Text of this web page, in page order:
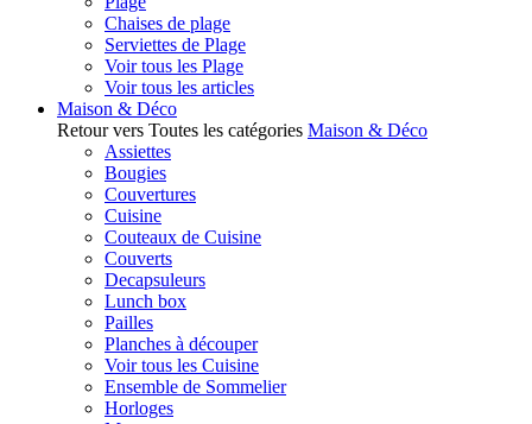
Chaises de plage
Serviettes de Plage
Voir tous les Plage
Voir tous les articles
Maison & Déco
Retour vers Toutes les catégories Maison & Déco
Assiettes
Bougies
Couvertures
Cuisine
Couteaux de Cuisine
Couverts
Decapsuleurs
Lunch box
Pailles
Planches à découper
Voir tous les Cuisine
Ensemble de Sommelier
Horloges